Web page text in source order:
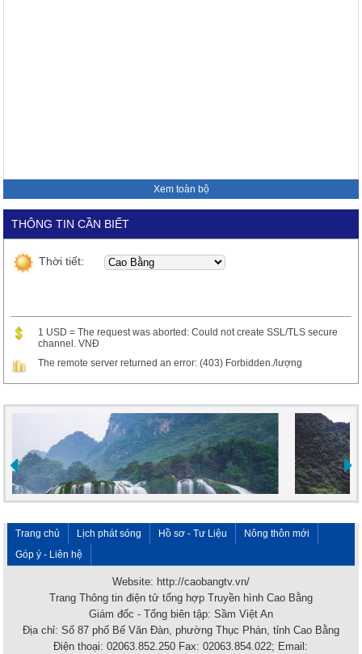
Xem toàn bộ
THÔNG TIN CẦN BIẾT
Thời tiết:
1 USD = The request was aborted: Could not create SSL/TLS secure
channel. VNĐ
The remote server returned an error: (403) Forbidden./lượng
Trang chủ Lịch phát sóng Hồ sơ - Tư Liệu
Nông thôn mới
Góp ý - Liên hệ
Website: http://caobangtv.vn/
Trang Thông tin điện tử tổng hợp Truyền hình Cao Bằng
Giám đốc - Tổng biên tập: Sầm Việt An
Địa chỉ: Số 87 phố Bế Văn Đàn, phường Thục Phán, tỉnh Cao Bằng
Điện thoại: 02063.852.250 Fax: 02063.854.022; Email: